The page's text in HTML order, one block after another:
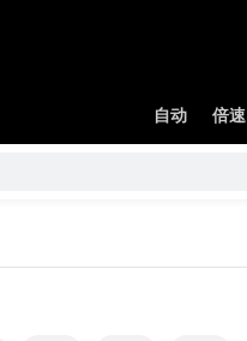
自动 倍速